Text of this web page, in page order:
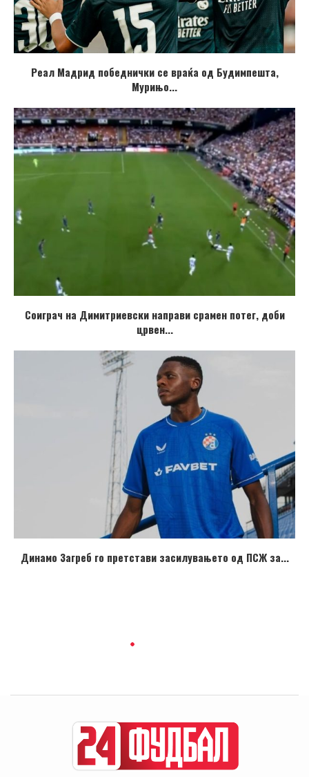
Реал Мадрид победнички се враќа од Будимпешта,
Мурињо...
Соиграч на Димитриевски направи срамен потег, доби
црвен...
Динамо Загреб го претстави засилувањето од ПСЖ за...